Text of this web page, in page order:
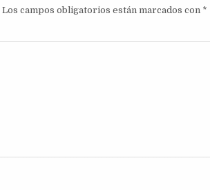
Los campos obligatorios están marcados con *